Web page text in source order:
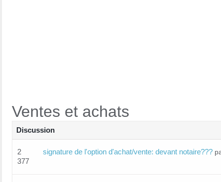
Ventes et achats
Discussion
2
377
signature de l'option d'achat/vente: devant notaire???